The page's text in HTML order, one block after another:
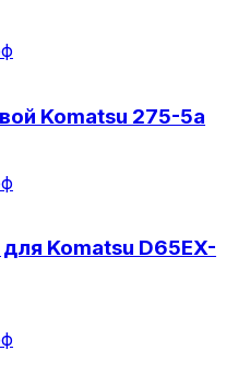
Komatsu 275-5а
Komatsu D65EX-